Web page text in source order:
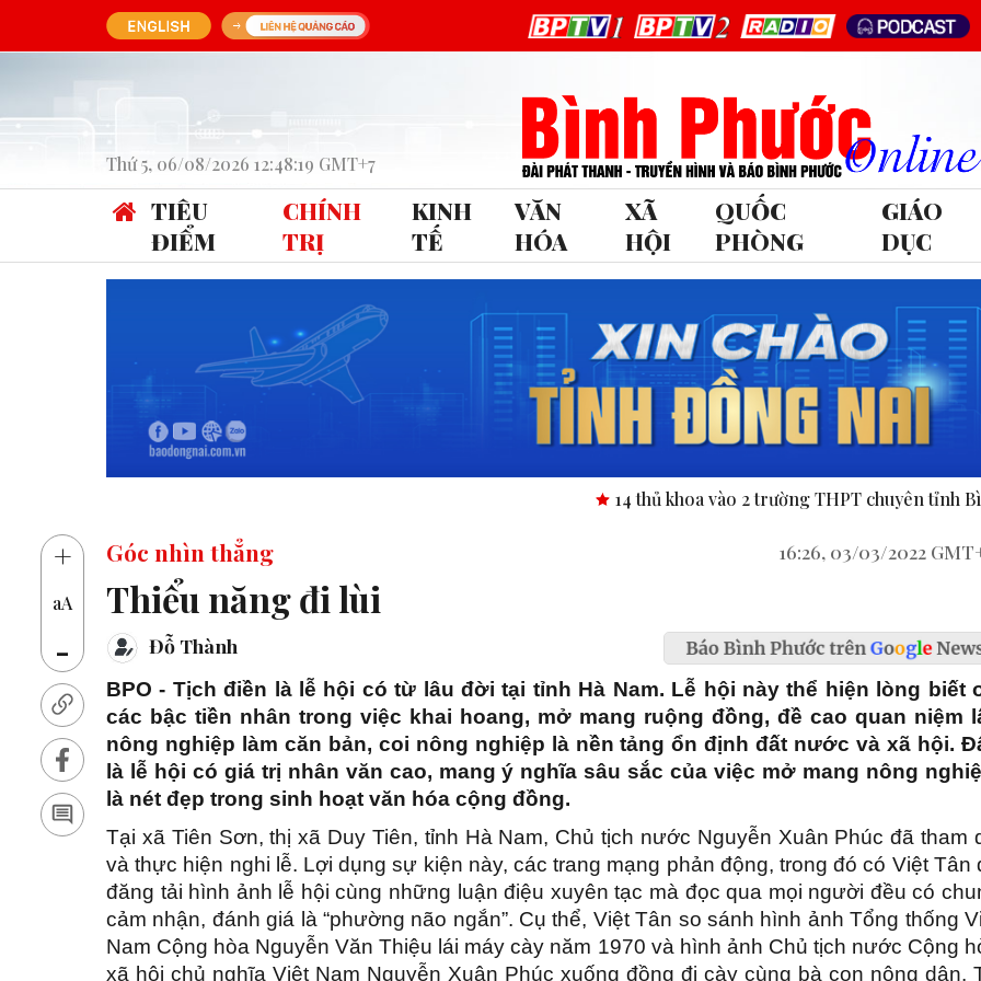
Thứ 5, 06/08/2026 12:48:19 GMT+7
TIÊU
ĐIỂM
CHÍNH
TRỊ
KINH
TẾ
VĂN
HÓA
XÃ
HỘI
QUỐC
PHÒNG
GIÁO
DỤC
14 thủ khoa vào 2 trường THPT chuyên tỉnh Bình Phước.
+
aA
-
Góc nhìn thẳng 16:26, 03/03/2022
Thiểu năng đi lùi
Đỗ Thành
BPO - Tịch điền là lễ hội có từ lâu đời tại tỉnh Hà Nam. Lễ hội này thể hiện lòng biết
các bậc tiền nhân trong việc khai hoang, mở mang ruộng đồng, đề cao quan niệm
nông nghiệp làm căn bản, coi nông nghiệp là nền tảng ổn định đất nước và xã hội.
là lễ hội có giá trị nhân văn cao, mang ý nghĩa sâu sắc của việc mở mang nông
là nét đẹp trong sinh hoạt văn hóa cộng đồng.
Tại xã Tiên Sơn, thị xã Duy Tiên, tỉnh Hà Nam, Chủ tịch nước Nguyễn Xuân Phúc đã tham
và thực hiện nghi lễ. Lợi dụng sự kiện này, các trang mạng phản động, trong đó có Việt Tân
đăng tải hình ảnh lễ hội cùng những luận điệu xuyên tạc mà đọc qua mọi người đều có
cảm nhận, đánh giá là “phường não ngắn”. Cụ thể, Việt Tân so sánh hình ảnh Tổng thống
Nam Cộng hòa Nguyễn Văn Thiệu lái máy cày năm 1970 và hình ảnh Chủ tịch nước Cộng
xã hội chủ nghĩa Việt Nam Nguyễn Xuân Phúc xuống đồng đi cày cùng bà con nông dân.